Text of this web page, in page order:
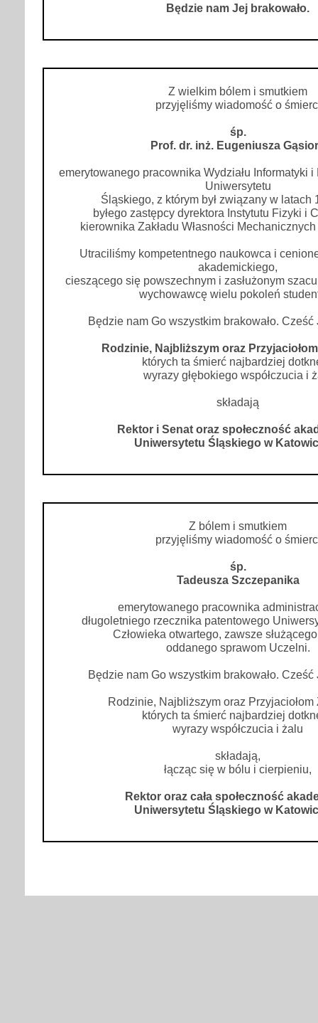
Będzie nam Jej brakowało.
Z wielkim bólem i smutkiem
przyjęliśmy wiadomość o
śp.
Prof. dr. inż. Eugeniusza
emerytowanego pracownika Wydziału Informatyki i
Uniwersytetu
Śląskiego, z którym był związany w latach
byłego zastępcy dyrektora Instytutu Fizyki i
kierownika Zakładu Własności
Utraciliśmy kompetentnego naukowca i
akademickiego,
cieszącego się powszechnym i zasłużonym
wychowawcę wielu pokoleń
Będzie nam Go wszystkim brakowało.
Rodzinie, Najbliższym oraz
których ta śmierć najbardziej
wyrazy głębokiego współczucia i
składają
Rektor i Senat oraz społeczność
Uniwersytetu Śląskiego w
Z bólem i smutkiem
przyjęliśmy wiadomość o
śp.
Tadeusza Szczepanika
emerytowanego pracownika
długoletniego rzecznika patentowego
Człowieka otwartego, zawsze
oddanego sprawom Uczelni.
Będzie nam Go wszystkim brakowało.
Rodzinie, Najbliższym oraz Przyjaciołom
których ta śmierć najbardziej
wyrazy współczucia i żalu
składają,
łącząc się w bólu i cierpieniu,
Rektor oraz cała społeczność
Uniwersytetu Śląskiego w